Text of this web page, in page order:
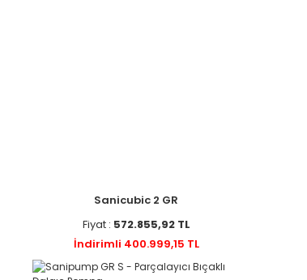
Sanicubic 2 GR
Fiyat : 572.855,92 TL
İndirimli 400.999,15 TL